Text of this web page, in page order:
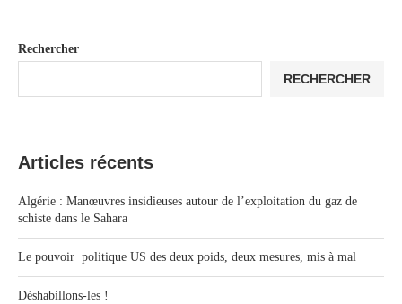
Rechercher
RECHERCHER
Articles récents
Algérie : Manœuvres insidieuses autour de l’exploitation du gaz de
schiste dans le Sahara
Le pouvoir politique US des deux poids, deux mesures, mis à mal
Déshabillons-les !